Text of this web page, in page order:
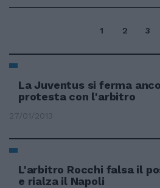
1 2 3
La Juventus si ferma
protesta con l'arbitro
27/01/2013
L'arbitro Rocchi falsa il
e rialza il Napoli